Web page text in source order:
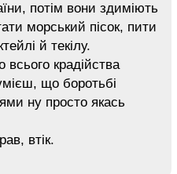
потім вони здиміють
морський пісок, пити
й текілу.
всього крадійства
що боротьбі
ну просто якась
втік.